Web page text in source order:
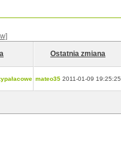
Ostatnia zmiana
mateo35 2011-01-09 19:25:25